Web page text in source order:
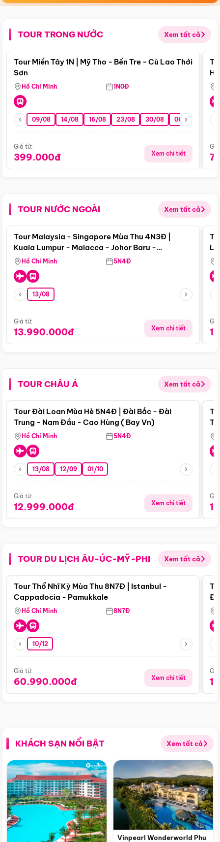
TOUR TRONG NƯỚC Xem tất cả
Điểm nổi bật
Tour Miền Tây 1N | Mỹ Tho - Bến Tre - Cù Lao Thới
Sơn
Hồ Chí Minh 1N0Đ
09/08 14/08 16/08 23/08 30/08 06/09 13/09
Giá từ:
399.000đ Xem chi tiết
TOUR NƯỚC NGOÀI Xem tất cả
Điểm nổi bật
Tour Malaysia - Singapore Mùa Thu 4N3Đ |
Kuala Lumpur - Malacca - Johor Baru -
Singapore
Hồ Chí Minh 5N4Đ
13/08
Giá từ:
13.990.000đ Xem chi tiết
TOUR CHÂU Á Xem tất cả
Điểm nổi bật
Tour Đài Loan Mùa Hè 5N4Đ | Đài Bắc - Đài
Trung - Nam Đầu - Cao Hùng ( Bay Vn)
Hồ Chí Minh 5N4Đ
13/08 12/09 01/10
Giá từ:
12.999.000đ Xem chi tiết
TOUR DU LỊCH ÂU-ÚC-MỸ-PHI Xem tất cả
Điểm nổi bật
Tour Thổ Nhĩ Kỳ Mùa Thu 8N7Đ | Istanbul -
Cappadocia - Pamukkale
Hồ Chí Minh 8N7Đ
10/12
Giá từ:
60.990.000đ Xem chi tiết
KHÁCH SẠN NỔI BẬT Xem tất cả
Vinpearl Wonderworld Phu